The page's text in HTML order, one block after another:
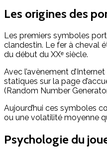
Les origines des
Les premiers symboles
clandestin. Le fer à cheval
du début du XXᵉ siècle.
Avec l’avènement
statiques sur la page
(Random Number
Aujourd’hui ces symboles
ou une volatilité moyenne
Psychologie du